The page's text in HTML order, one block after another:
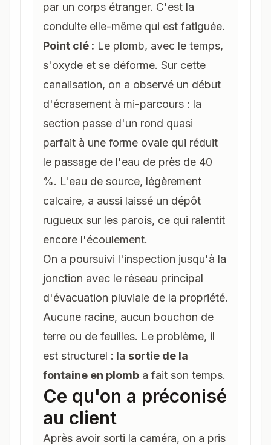
par un corps étranger. C'est la
conduite elle-même qui est fatiguée.
Point clé : Le plomb, avec le temps,
s'oxyde et se déforme. Sur cette
canalisation, on a observé un début
d'écrasement à mi-parcours : la
section passe d'un rond quasi
parfait à une forme ovale qui réduit
le passage de l'eau de près de 40
%. L'eau de source, légèrement
calcaire, a aussi laissé un dépôt
rugueux sur les parois, ce qui ralentit
encore l'écoulement.
On a poursuivi l'inspection jusqu'à la
jonction avec le réseau principal
d'évacuation pluviale de la propriété.
Aucune racine, aucun bouchon de
terre ou de feuilles. Le problème, il
est structurel : la sortie de la
fontaine en plomb a fait son temps.
Ce qu'on a préconisé
au client
Après avoir sorti la caméra, on a pris